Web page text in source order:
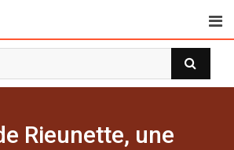
Rieunette, une